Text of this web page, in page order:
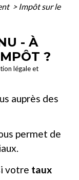
> Impôt sur le
- À
?
légale et
auprès des
permet de
votre taux